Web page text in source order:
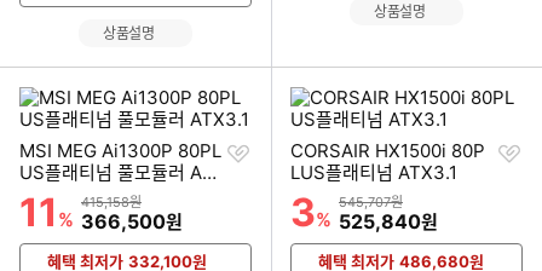
상품설명
상품설명
MSI MEG Ai1300P 80PL
US플래티넘 풀모듈러 AT
X3.1
할인률
11 %
상품금액
415,158원
할인금액
366,500원
찜
혜택 최저가 332,100원
CORSAIR HX1500i 80P
LUS플래티넘 ATX3.1
할인률
3%
상품금액
545,707원
할인금액
525,840원
찜
혜택 최저가 486,680원